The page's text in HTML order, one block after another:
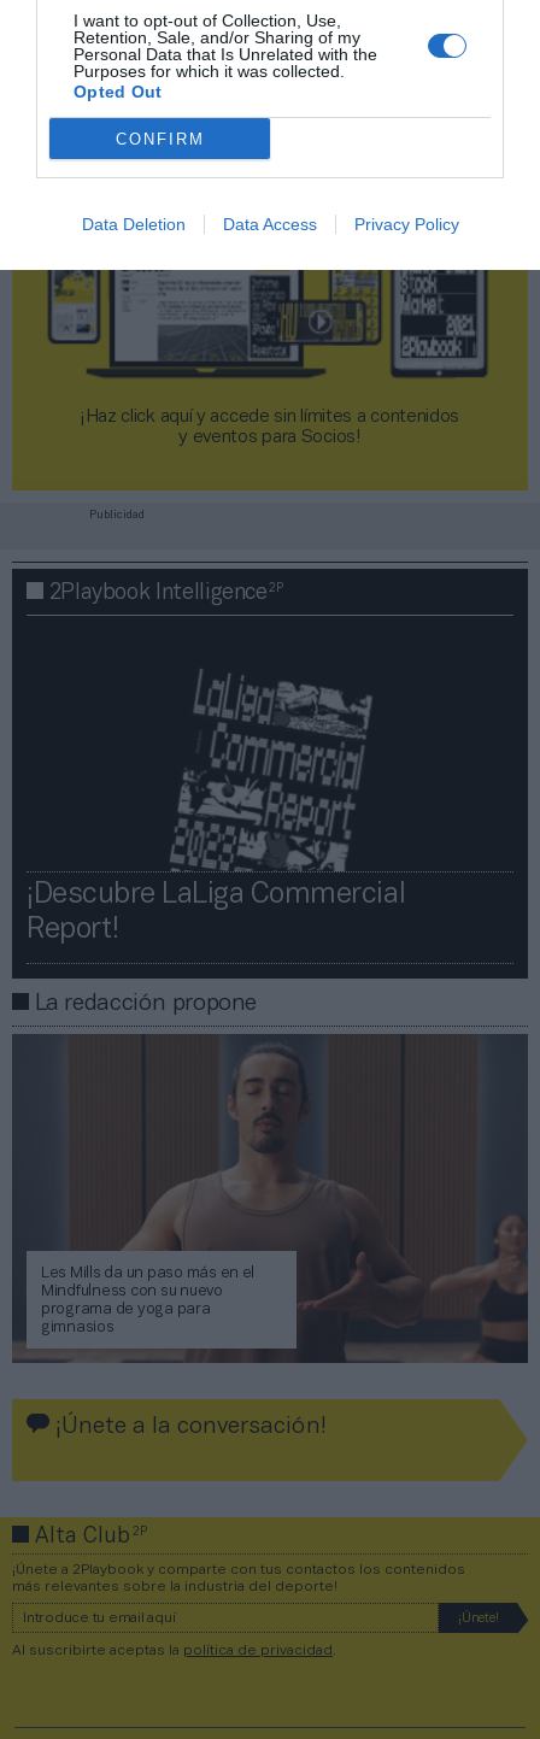
I want to opt-out of Collection, Use,
Retention, Sale, and/or Sharing of my
Personal Data that Is Unrelated with the
Purposes for which it was collected.
Opted Out
CONFIRM
Data Deletion Data Access Privacy Policy
2Playbook Club2P
¡Haz click aquí y accede sin límites a contenidos
y eventos para Socios!​​​​​​​
Publicidad
2Playbook Intelligence2P
¡Descubre LaLiga Commercial
Report!​​
La redacción propone
Les Mills da un paso más en el
Mindfulness con su nuevo
programa de yoga para
gimnasios
¡Únete a la conversación!
Alta Club2P
¡Únete a 2Playbook y comparte con tus contactos los contenidos
más relevantes sobre la industria del deporte!
Al suscribirte aceptas la política de privacidad